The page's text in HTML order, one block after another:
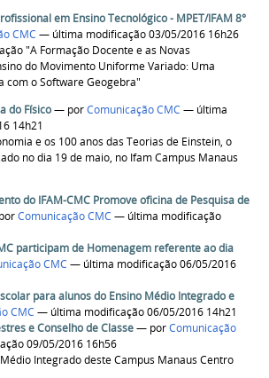
em Ensino Tecnológico - MPET/IFAM 8°
CMC — última modificação 03/05/2016 16h26
"A Formação Docente e as Novas
do Movimento Uniforme Variado: Uma
com o Software Geogebra"
do Físico— porComunicação CMC — última
14h21
e os 100 anos das Teorias de Einstein, o
no dia 19 de maio, no Ifam Campus Manaus
do IFAM-CMC Promove oficina de Pesquisa de
porComunicação CMC — última modificação
participam de Homenagem referente ao dia
CMC — última modificação 06/05/2016
para alunos do Ensino Médio Integrado e
CMC — última modificação 06/05/2016 14h21
e Conselho de Classe— porComunicação
09/05/2016 16h56
Integrado deste Campus Manaus Centro